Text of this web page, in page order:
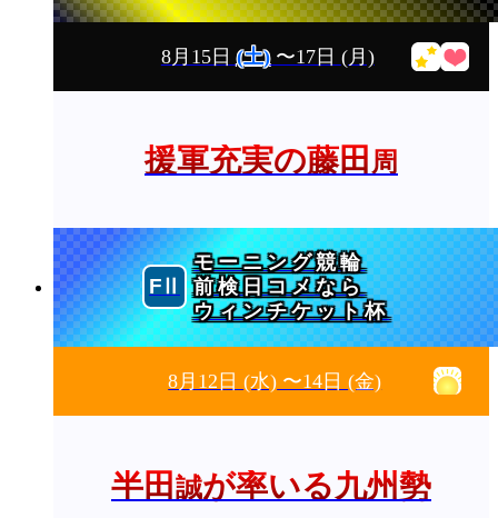
8月15日(土)〜17日 (月)
援軍充実の藤田周
モーニング競輪
前検日コメなら
ウィンチケット杯
8月12日(水) 〜14日(金)
半田誠が率いる九州勢